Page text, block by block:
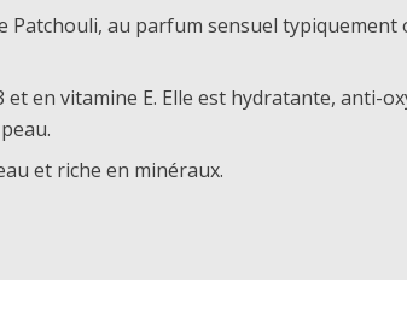
Patchouli, au parfum sensuel
et en vitamine E. Elle est hydratante, anti-
et riche en minéraux.